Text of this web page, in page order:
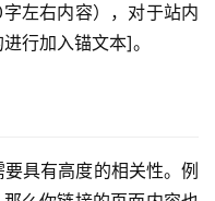
左右内容），对于站内
行加入锚文本]。
具有高度的相关性。例